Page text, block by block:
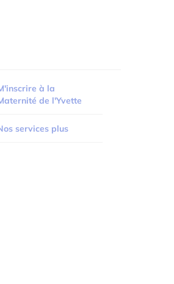
à la
de l'Yvette
services plus